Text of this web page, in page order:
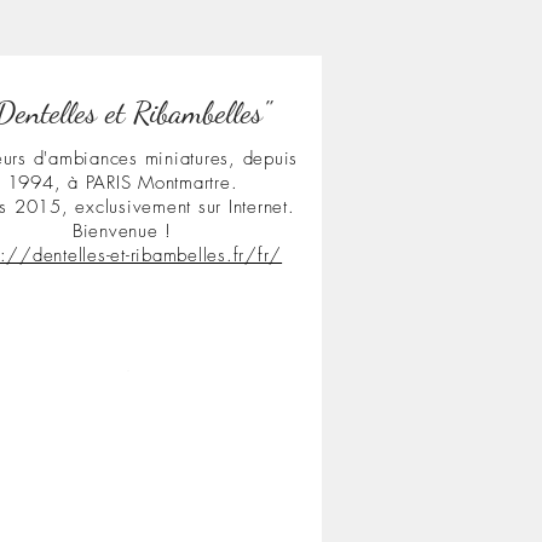
et Ribambelles"
d'ambiances miniatures, depuis
1994, à PARIS Montmartre.
2015, exclusivement sur Internet.
Bienvenue !
dentelles-et-ribambelles.fr/fr/